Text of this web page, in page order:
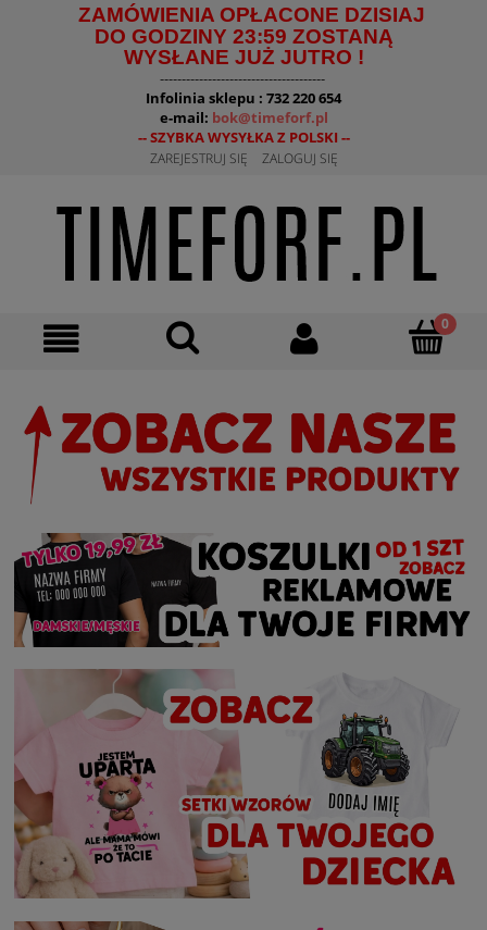
ZAMÓWIENIA OPŁACONE DZISIAJ
DO GODZINY 23:59 ZOSTANĄ
WYSŁANE JUŻ JUTRO !
--------------------------------------
Infolinia sklepu : 732 220 654
e-mail: bok@timeforf.pl
-- SZYBKA WYSYŁKA Z POLSKI --
ZAREJESTRUJ SIĘ ZALOGUJ SIĘ